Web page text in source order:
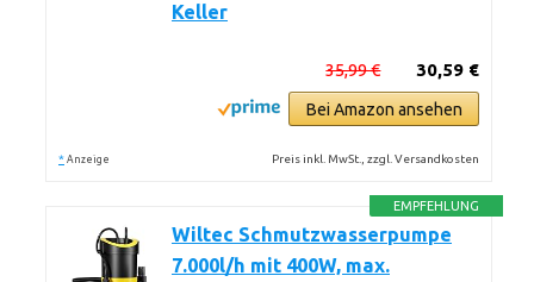
Keller
30,59 €
35,99 €
Bei Amazon ansehen
* Anzeige Preis inkl. MwSt., zzgl. Versandkosten
EMPFEHLUNG
Wiltec Schmutzwasserpumpe
7.000l/h mit 400W, max.